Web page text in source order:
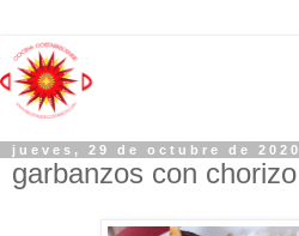
jueves, 29 de octubre de 2020
garbanzos con chorizo